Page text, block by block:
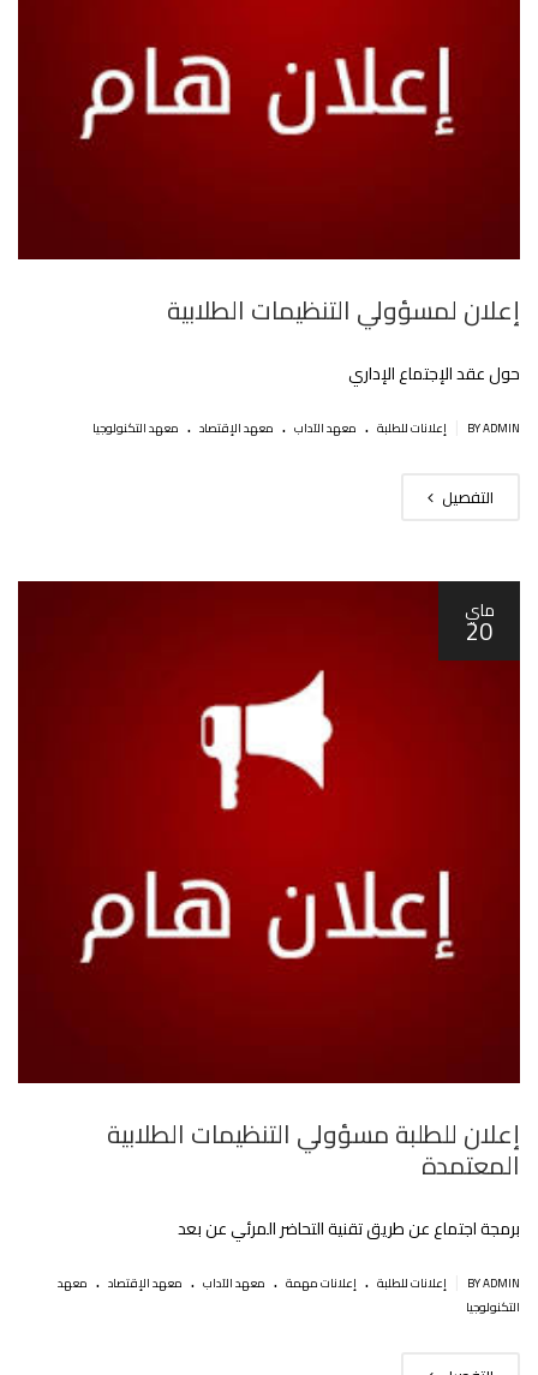
إعلان لمسؤولي التنظيمات الطلابية
حول عقد الإجتماع الإداري
BY ADMIN إعلانات للطلبة . معهد الآداب . معهد الإقتصاد . معهد التكنولوجيا
التفصيل
ماي
20
إعلان للطلبة مسؤولي التنظيمات الطلابية
المعتمدة
برمجة اجتماع عن طريق تقنية التحاضر المرئي عن بعد
BY ADMIN إعلانات للطلبة . إعلانات مهمة . معهد الآداب . معهد الإقتصاد . معهد
التكنولوجيا